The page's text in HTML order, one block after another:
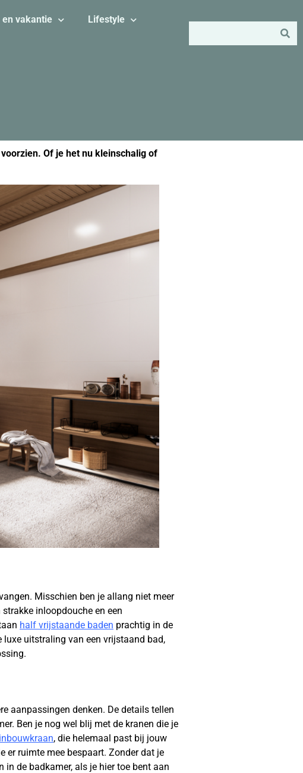
en vakantie Lifestyle
Of je het nu kleinschalig of
Misschien ben je allang niet meer
inloopdouche en een
half vrijstaande baden prachtig in de
luxe uitstraling van een vrijstaand bad,
aanpassingen denken. De details tellen
Ben je nog wel blij met de kranen die je
inbouwkraan, die helemaal past bij jouw
er ruimte mee bespaart. Zonder dat je
de badkamer, als je hier toe bent aan